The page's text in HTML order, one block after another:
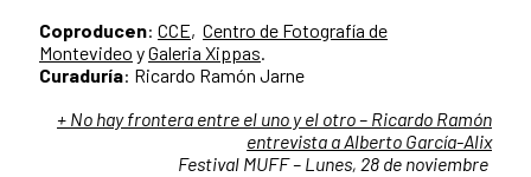
Coproducen: CCE, Centro de Fotografía de
Montevideo yGaleria Xippas.
Curaduría: Ricardo Ramón Jarne
+ No hay frontera entre el uno y el otro – Ricardo Ramón
entrevista a Alberto García-Alix
Festival MUFF – Lunes, 28 de noviembre